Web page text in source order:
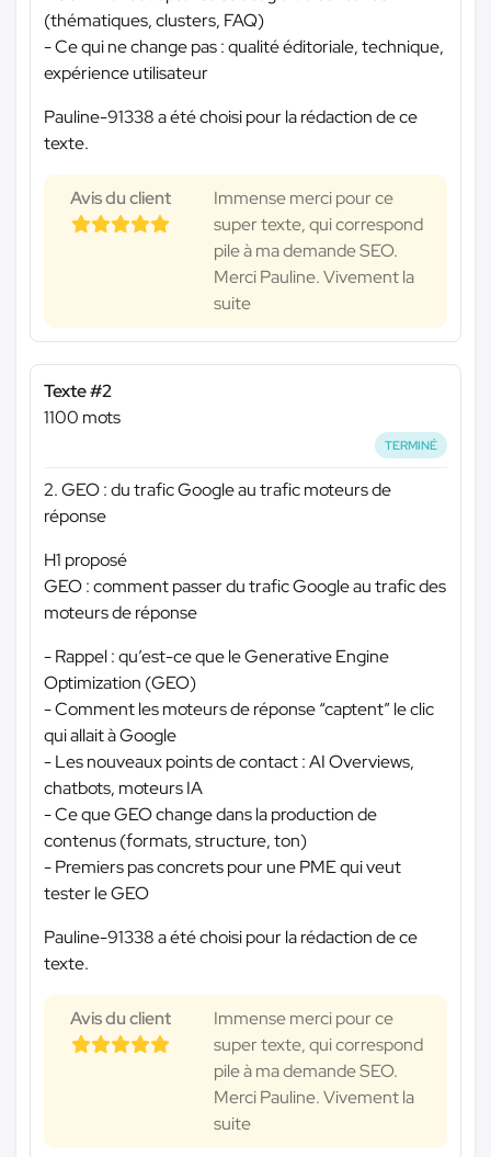
(thématiques, clusters, FAQ)
- Ce qui ne change pas : qualité éditoriale, technique,
expérience utilisateur
Pauline-91338 a été choisi pour la rédaction de ce
texte.
Avis du client
Immense merci pour ce
super texte, qui correspond
pile à ma demande SEO.
Merci Pauline. Vivement la
suite
Texte #2
1100 mots
TERMINÉ
2. GEO : du trafic Google au trafic moteurs de
réponse
H1 proposé
GEO : comment passer du trafic Google au trafic des
moteurs de réponse
- Rappel : qu’est-ce que le Generative Engine
Optimization (GEO)
- Comment les moteurs de réponse “captent” le clic
qui allait à Google
- Les nouveaux points de contact : AI Overviews,
chatbots, moteurs IA
- Ce que GEO change dans la production de
contenus (formats, structure, ton)
- Premiers pas concrets pour une PME qui veut
tester le GEO
Pauline-91338 a été choisi pour la rédaction de ce
texte.
Avis du client
Immense merci pour ce
super texte, qui correspond
pile à ma demande SEO.
Merci Pauline. Vivement la
suite